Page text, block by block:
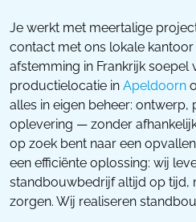
Je werkt met meertalige
contact met ons lokale kantoor
afstemming in Frankrijk soepel
productielocatie in Apeldoorn
alles in eigen beheer: ontwerp,
oplevering — zonder
op zoek bent naar een
een efficiënte oplossing: wij
standbouwbedrijf altijd op tijd,
zorgen. Wij realiseren